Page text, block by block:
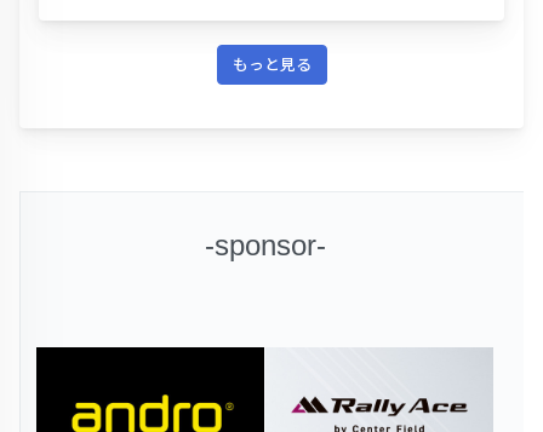
もっと見る
-sponsor-